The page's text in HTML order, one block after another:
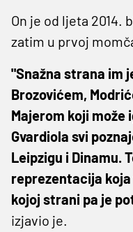
On je od ljeta 2014.
zatim u prvoj
"Snažna strana im
Brozovićem,
Majerom koji može
Gvardiola svi
Leipzigu i Dinamu.
reprezentacija
kojoj strani pa je
izjavio je.